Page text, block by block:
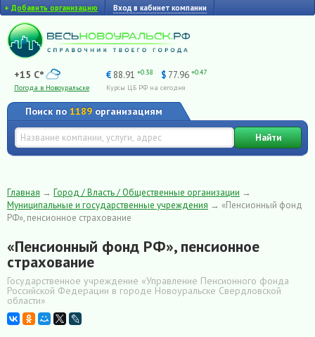
+ Добавить организацию Вход в кабинет компании
+15 C°
Погода в Новоуральске
€ 88.91 +0.38 $ 77.96 +0.47
Курсы ЦБ РФ на сегодня
Поиск по 1189 организациям
Найти
Главная → Город / Власть / Общественные организации →
Муниципальные и государственные учреждения → «Пенсионный фонд
РФ», пенсионное страхование
«Пенсионный фонд РФ», пенсионное
страхование
Государственное учреждение «Управление Пенсионного фонда
Российской Федерации в городе Новоуральске Свердловской
области»